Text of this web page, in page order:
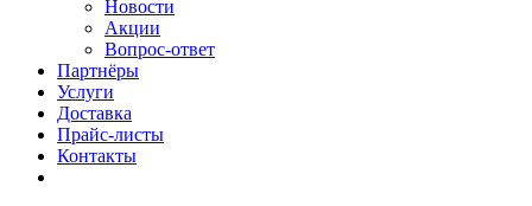
Новости
Акции
Вопрос-ответ
Партнёры
Услуги
Доставка
Прайс-листы
Контакты